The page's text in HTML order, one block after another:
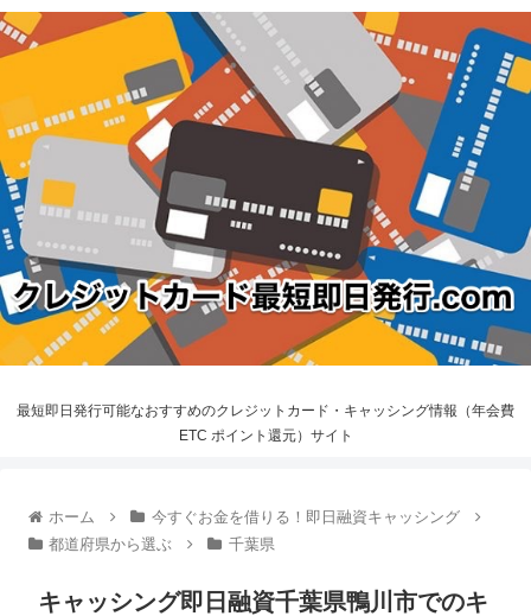
最短即日発行可能なおすすめのクレジットカード・キャッシング情報（年会費
ETC ポイント還元）サイト
ホーム
今すぐお金を借りる！即日融資キャッシング
都道府県から選ぶ
千葉県
キャッシング即日融資千葉県鴨川市でのキ